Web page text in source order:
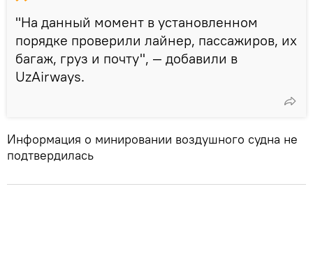
"На данный момент в установленном
порядке проверили лайнер, пассажиров, их
багаж, груз и почту", — добавили в
UzAirways.
Информация о минировании воздушного судна не
подтвердилась